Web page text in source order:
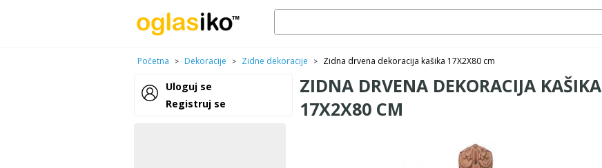
Početna > Dekoracije > Zidne dekoracije > Zidna drvena dekoracija kašika 17X2X80 cm
Uloguj se
Registruj se
ZIDNA DRVENA DEKORACIJA KAŠIKA
17X2X80 CM